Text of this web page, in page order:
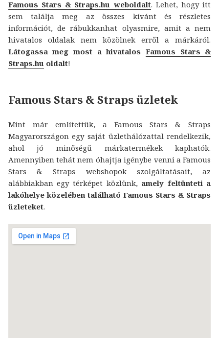
Famous Stars & Straps.hu weboldalt. Lehet, hogy itt
sem találja meg az összes kívánt és részletes
információt, de rábukkanhat olyasmire, amit a nem
hivatalos oldalak nem közölnek erről a márkáról.
Látogassa meg most a hivatalosFamous Stars &
Straps.hu oldalt!
Famous Stars & Straps üzletek
Mint már említettük, a Famous Stars & Straps
Magyarországon egy saját üzlethálózattal rendelkezik,
ahol jó minőségű márkatermékek kaphatók.
Amennyiben tehát nem óhajtja igénybe venni a Famous
Stars & Straps webshopok szolgáltatásait, az
alábbiakban egy térképet közlünk, amely feltünteti a
lakóhelye közelében található Famous Stars & Straps
üzleteket.